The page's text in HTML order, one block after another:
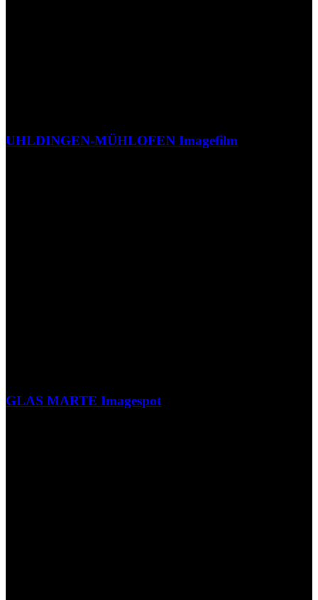
UHLDINGEN-MÜHLOFEN Imagefilm
GLAS MARTE Imagespot